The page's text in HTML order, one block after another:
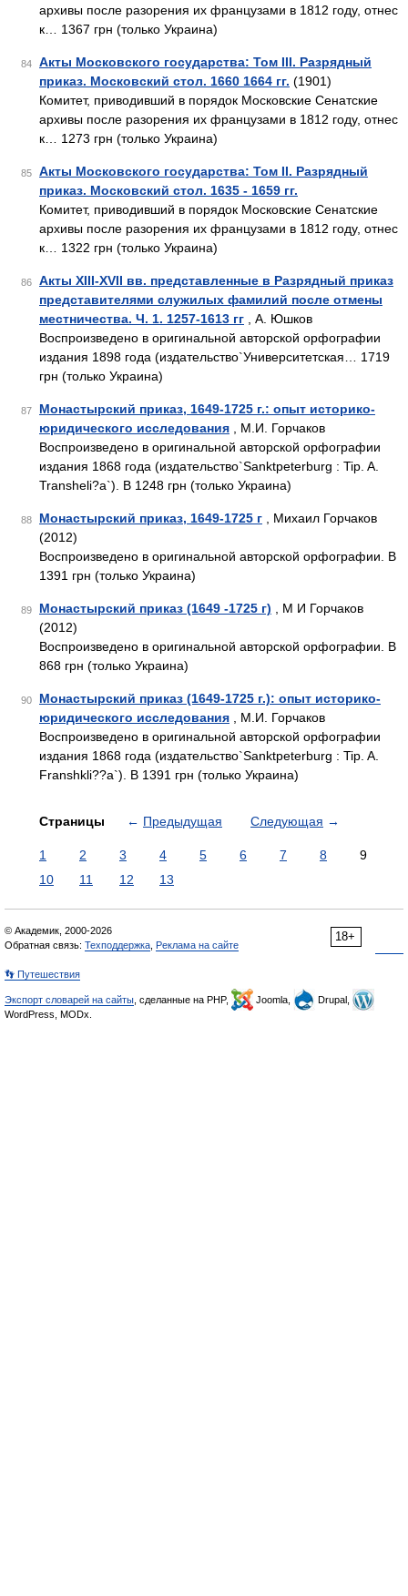
архивы после разорения их французами в 1812 году, отнес
к… 1367 грн (только Украина)
84
Акты Московского государства: Том III. Разрядный
приказ. Московский стол. 1660 1664 гг. (1901)
Комитет, приводивший в порядок Московские Сенатские
архивы после разорения их французами в 1812 году, отнес
к… 1273 грн (только Украина)
85
Акты Московского государства: Том II. Разрядный
приказ. Московский стол. 1635 - 1659 гг.
Комитет, приводивший в порядок Московские Сенатские
архивы после разорения их французами в 1812 году, отнес
к… 1322 грн (только Украина)
86
Акты XIII-XVII вв. представленные в Разрядный приказ
представителями служилых фамилий после отмены
местничества. Ч. 1. 1257-1613 гг , А. Юшков
Воспроизведено в оригинальной авторской орфографии
издания 1898 года (издательство`Университетская… 1719
грн (только Украина)
87
Монастырский приказ, 1649-1725 г.: опыт историко-
юридического исследования , М.И. Горчаков
Воспроизведено в оригинальной авторской орфографии
издания 1868 года (издательство`Sanktpeterburg : Tip. A.
Transheli?a`). В 1248 грн (только Украина)
88 Монастырский приказ, 1649-1725 г , Михаил Горчаков
(2012)
Воспроизведено в оригинальной авторской орфографии. В
1391 грн (только Украина)
89 Монастырский приказ (1649 -1725 г) , М И Горчаков
(2012)
Воспроизведено в оригинальной авторской орфографии. В
868 грн (только Украина)
90
Монастырский приказ (1649-1725 г.): опыт историко-
юридического исследования , М.И. Горчаков
Воспроизведено в оригинальной авторской орфографии
издания 1868 года (издательство`Sanktpeterburg : Tip. A.
Franshkli??a`). В 1391 грн (только Украина)
Страницы ← Предыдущая Следующая →
1 2 3 4 5 6 7 8
9
10
11 12 13
18+
© Академик, 2000-2026
Обратная связь: Техподдержка Реклама на сайте
👣 Путешествия
Экспорт словарей на сайты , сделанные на PHP, Joomla,
Drupal,
WordPress, MODx.